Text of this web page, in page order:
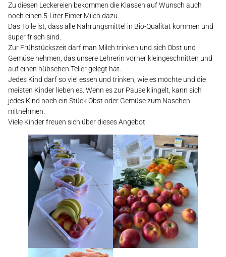
Zu diesen Leckereien bekommen die Klassen auf Wunsch auch
noch einen 5-Liter Eimer Milch dazu.
Das Tolle ist, dass alle Nahrungsmittel in Bio-Qualität kommen und
super frisch sind.
Zur Frühstückszeit darf man Milch trinken und sich Obst und
Gemüse nehmen, das unsere Lehrerin vorher kleingeschnitten und
auf einen hübschen Teller gelegt hat.
Jedes Kind darf so viel essen und trinken, wie es möchte und die
meisten Kinder lieben es. Wenn es zur Pause klingelt, kann sich
jedes Kind noch ein Stück Obst oder Gemüse zum Naschen
mitnehmen.
Viele Kinder freuen sich über dieses Angebot.